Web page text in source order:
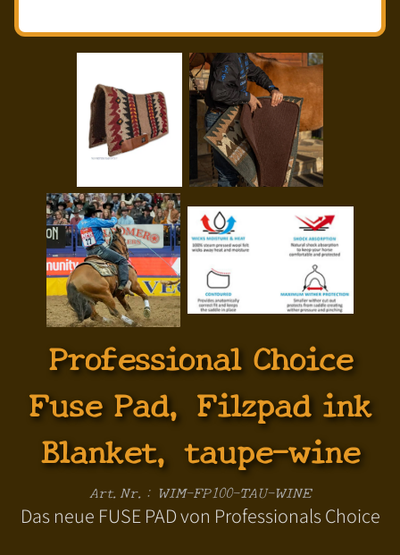
Professional Choice
Fuse Pad, Filzpad ink
Blanket, taupe-wine
Art.Nr.: WIM-FP100-TAU-WINE
Das neue FUSE PAD von Professionals Choice